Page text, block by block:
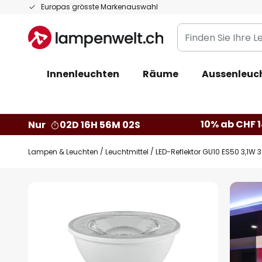
Europas grösste Markenauswahl
Zum
springen
Finden
Sie
Leuchte...
Innenleuchten Räume
Nur
02D 16H 56M 01S 10% ab CHF
Lampen & Leuchten Leuchtmittel LED-Reflektor GU10 ES50 3,1W
Bildgalerie